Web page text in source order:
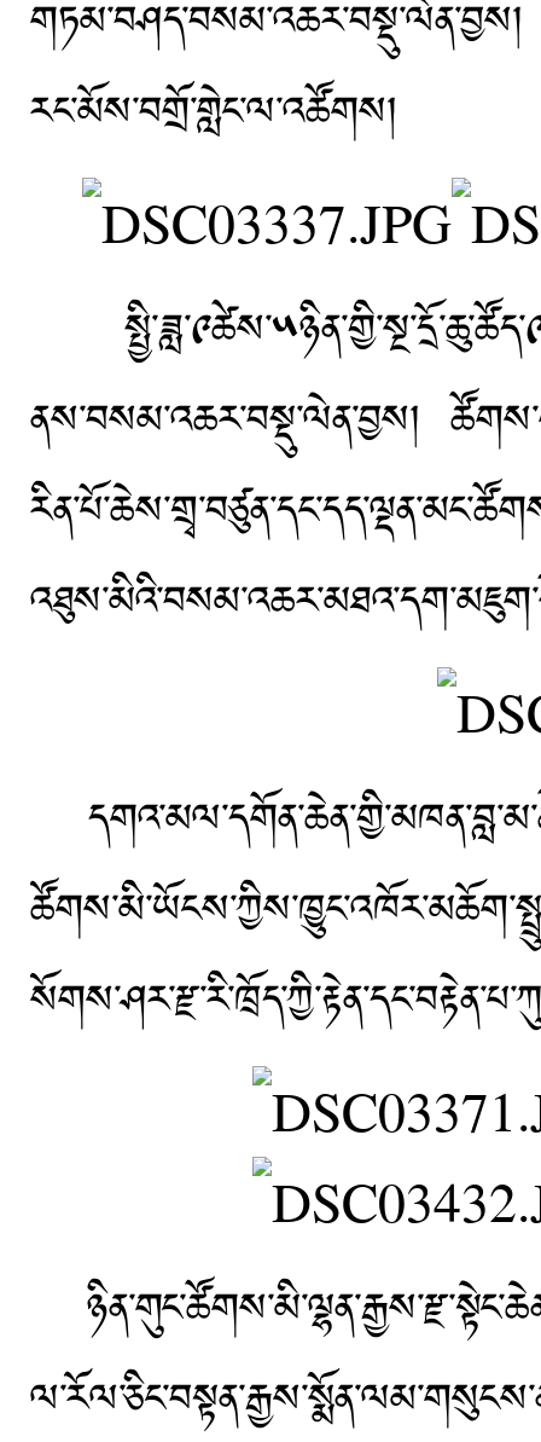
གཏམ་བཤད་བསམ་འཆར་བསྡུ་ལེན་བྱས།
རང་མོས་བགྲོ་གླེང་ལ་འཚོགས།
ནས་བསམ་འཆར་བསྡུ་ལེན་བྱས།